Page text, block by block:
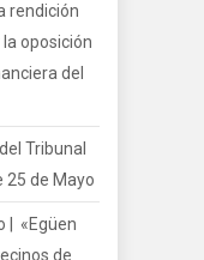
rendición
oposición
del
Tribunal
25 de Mayo
| «Egüen
de